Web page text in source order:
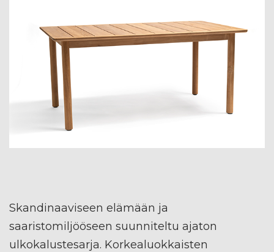
Skandinaaviseen elämään ja
saaristomiljööseen suunniteltu ajaton
ulkokalustesarja. Korkealuokkaisten